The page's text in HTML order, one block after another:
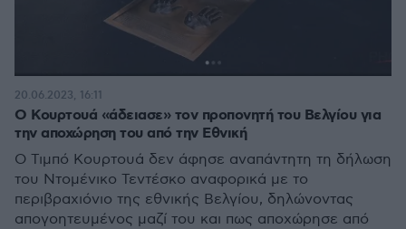
O Κουρτουά «άδειασε» τον προπονητή του Βελγίου για
την αποχώρηση του από την Εθνική
Ο Τιμπό Κουρτουά δεν άφησε αναπάντητη τη δήλωση
του Ντομένικο Τεντέσκο αναφορικά με το
περιβραχιόνιο της εθνικής Βελγίου, δηλώνοντας
απογοητευμένος μαζί του και πως αποχώρησε από
20.06.2023, 16:11